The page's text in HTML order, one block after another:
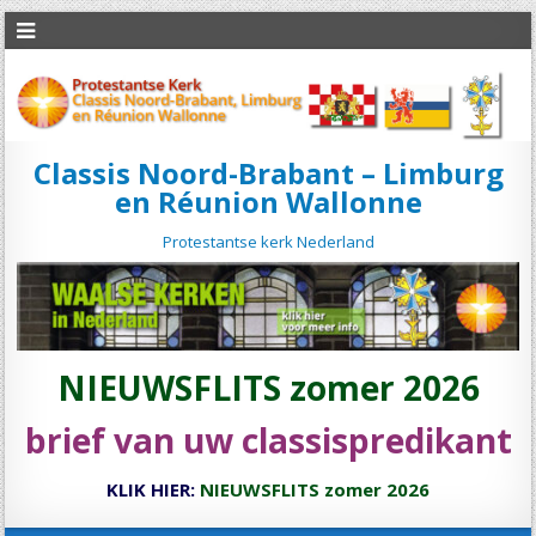
Classis Noord-Brabant – Limburg
en Réunion Wallonne
Protestantse kerk Nederland
NIEUWSFLITS zomer 2026
brief van uw classispredikant
KLIK HIER: NIEUWSFLITS zomer 2026